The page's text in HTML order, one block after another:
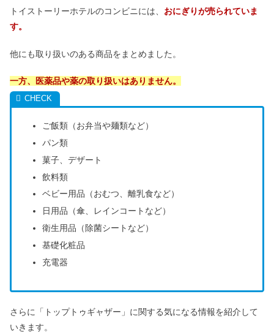
トイストーリーホテルのコンビニには、 おにぎりが売られていま
す。
他にも取り扱いのある商品をまとめました。
一方、医薬品や薬の取り扱いはありません。
ご飯類（お弁当や麺類など）
パン類
菓子、デザート
飲料類
ベビー用品（おむつ、離乳食など）
日用品（傘、レインコートなど）
衛生用品（除菌シートなど）
基礎化粧品
充電器
さらに「トップトゥギャザー」に関する気になる情報を紹介して
いきます。